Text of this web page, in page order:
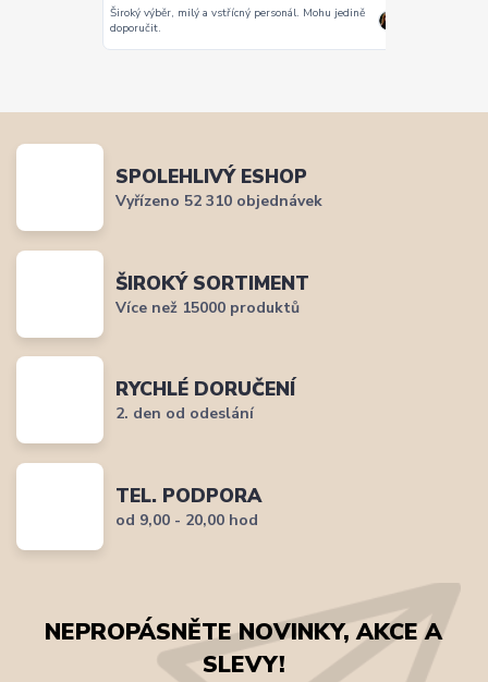
Široký výběr, milý a vstřícný personál. Mohu jedině
doporučit.
SPOLEHLIVÝ ESHOP
Vyřízeno 52 310 objednávek
ŠIROKÝ SORTIMENT
Více než 15000 produktů
RYCHLÉ DORUČENÍ
2. den od odeslání
TEL. PODPORA
od 9,00 - 20,00 hod
NEPROPÁSNĚTE NOVINKY, AKCE A
SLEVY!